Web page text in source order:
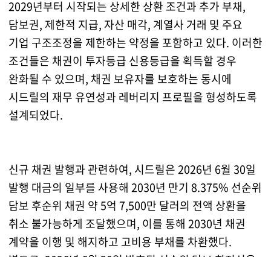
2029년부터 시작되는 상세한 상환 조건과 추가 부채,
담보권, 제한적 지급, 자산 매각, 계열사 거래 및 주요
기업 구조조정을 제한하는 약정을 포함하고 있다. 이러한
조건들은 채권이 투자등급 신용등급을 획득할 경우
완화될 수 있으며, 채권 보유자를 보호하는 동시에
시드릴의 재무 유연성과 레버리지 프로필을 형성하도록
설계되었다.
신규 채권 발행과 관련하여, 시드릴은 2026년 6월 30일
발행 대금의 일부를 사용해 2030년 만기 8.375% 선순위
담보 후순위 채권 약 5억 7,500만 달러의 전액 상환을
취소 불가능하게 조달했으며, 이를 통해 2030년 채권
계약을 이행 및 해지하고 고비용 부채를 차환했다.